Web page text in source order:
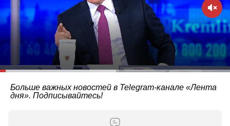
Больше важных новостей в Telegram-канале «Лента
дня». Подписывайтесь!